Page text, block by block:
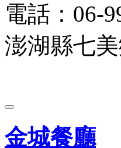
電話：06-
澎湖縣七
金城餐廳